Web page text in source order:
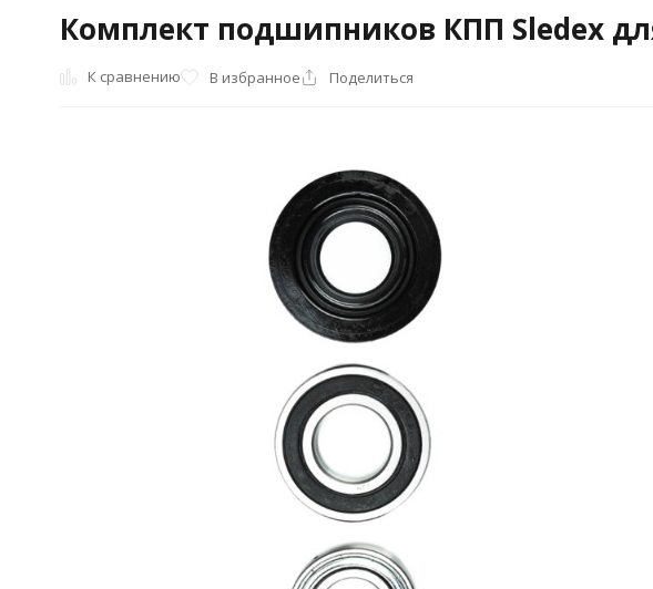
Комплект подшипников КПП Sledex
К сравнению В избранное Поделиться